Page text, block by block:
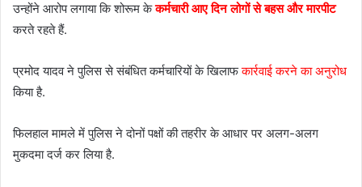
उन्होंने आरोप लगाया कि शोरूम केकर्मचारी आए दिन लोगों से बहस और मारपीट
करते रहते हैं.
प्रमोद यादव ने पुलिस से संबंधित कर्मचारियों के खिलाफकार्रवाई करने का अनुरोध
किया है.
फिलहाल मामले में पुलिस ने दोनों पक्षों की तहरीर के आधार पर अलग-अलग
मुकदमा दर्ज कर लिया है.